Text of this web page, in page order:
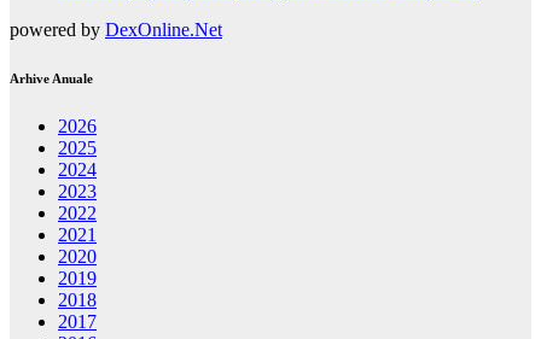
powered by DexOnline.Net
Arhive Anuale
2026
2025
2024
2023
2022
2021
2020
2019
2018
2017